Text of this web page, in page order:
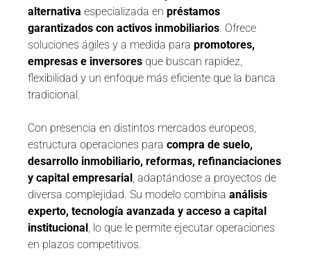
alternativa especializada en préstamos
garantizados con activos inmobiliarios. Ofrece
soluciones ágiles y a medida para promotores,
empresas e inversores que buscan rapidez,
flexibilidad y un enfoque más eficiente que la banca
tradicional.
Con presencia en distintos mercados europeos,
estructura operaciones para compra de suelo,
desarrollo inmobiliario, reformas, refinanciaciones
y capital empresarial , adaptándose a proyectos de
diversa complejidad. Su modelo combina análisis
experto, tecnología avanzada y acceso a capital
institucional , lo que le permite ejecutar operaciones
en plazos competitivos.